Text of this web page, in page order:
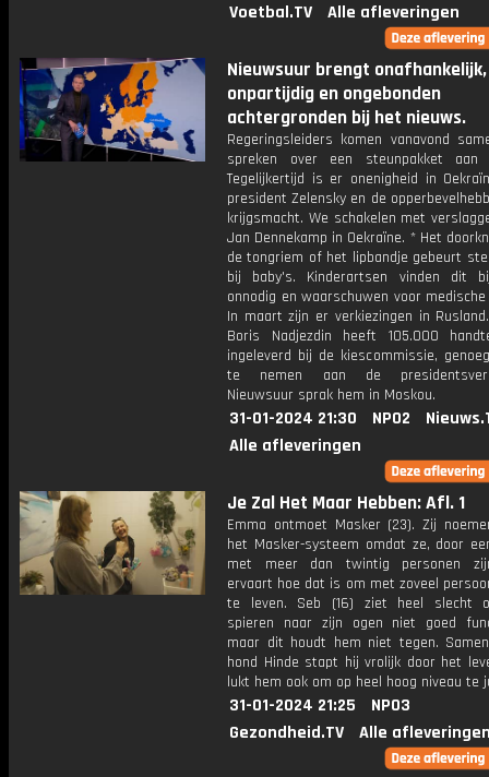
Voetbal.TV
Alle afleveringen
Nieuwsuur brengt onafhankelijk,
onpartijdig en ongebonden
achtergronden bij het nieuws.
Regeringsleiders komen vanavond
spreken over een steunpakket aan
Tegelijkertijd is er onenigheid in
president Zelensky en de
krijgsmacht. We schakelen met
Jan Dennekamp in Oekraïne. * Het
de tongriem of het lipbandje gebeurt
bij baby's. Kinderartsen vinden dit
onnodig en waarschuwen voor
In maart zijn er verkiezingen in
Boris Nadjezdin heeft 105.000
ingeleverd bij de kiescommissie,
te nemen aan de
Nieuwsuur sprak hem in Moskou.
31-01-2024 21:30 NPO2
Alle afleveringen
Je Zal Het Maar Hebben: Afl. 1
Emma ontmoet Masker (23). Zij
het Masker-systeem omdat ze, door
met meer dan twintig personen
ervaart hoe dat is om met zoveel
te leven. Seb (16) ziet heel slecht
spieren naar zijn ogen niet goed
maar dit houdt hem niet tegen.
hond Hinde stapt hij vrolijk door het
lukt hem ook om op heel hoog niveau te
31-01-2024 21:25
NPO3
Gezondheid.TV
Alle